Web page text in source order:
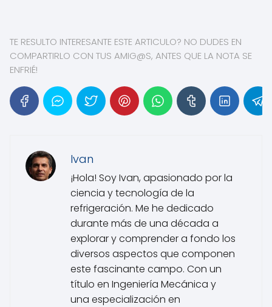
TE RESULTO INTERESANTE ESTE ARTICULO? NO DUDES EN
COMPARTIRLO CON TUS AMIG@S, ANTES QUE LA NOTA SE
ENFRIÉ!
Ivan
¡Hola! Soy Ivan, apasionado por la
ciencia y tecnología de la
refrigeración. Me he dedicado
durante más de una década a
explorar y comprender a fondo los
diversos aspectos que componen
este fascinante campo. Con un
título en Ingeniería Mecánica y
una especialización en